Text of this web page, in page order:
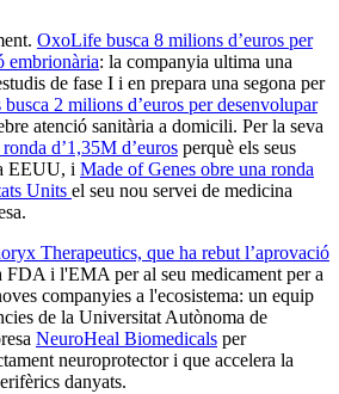
OxoLife busca 8 milions d’euros per
embrionària: la companyia ultima una
de fase I i en prepara una segona per
2 milions d’euros per desenvolupar
atenció sanitària a domicili. Per la seva
d’1,35M d’euros perquè els seus
EEUU, i Made of Genes obre una ronda
Units el seu nou servei de medicina
Therapeutics, que ha rebut l’aprovació
FDA i l'EMA per al seu medicament per a
companyies a l'ecosistema: un equip
de la Universitat Autònoma de
NeuroHeal Biomedicals per
neuroprotector i que accelera la
danyats.